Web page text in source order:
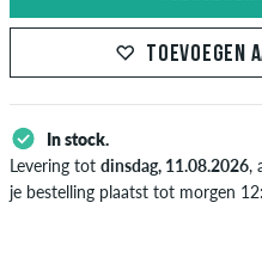
TOEVOEGEN
In stock.
Levering tot dinsdag, 11.08.2026,
je bestelling plaatst tot morgen